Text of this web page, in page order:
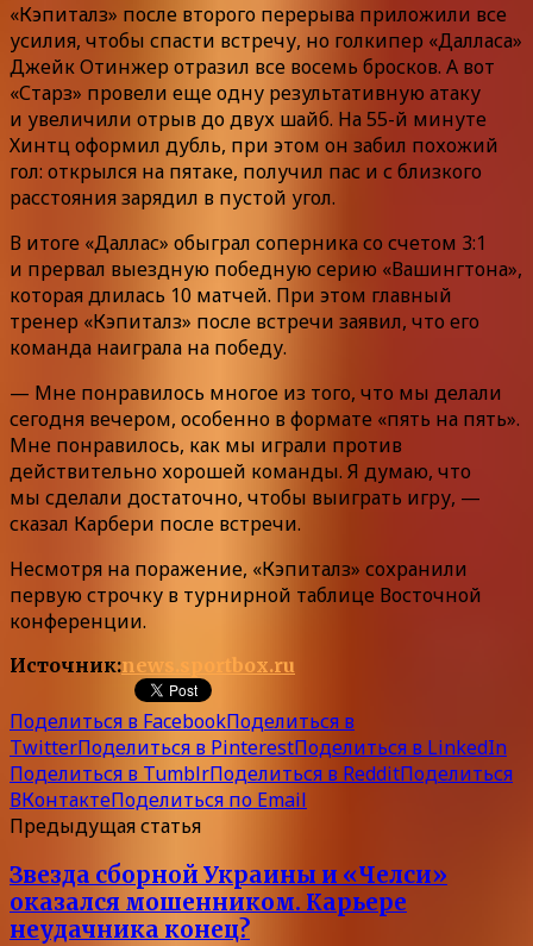
«Кэпиталз» после второго перерыва приложили все
усилия, чтобы спасти встречу, но голкипер «Далласа»
Джейк Отинжер отразил все восемь бросков. А вот
«Старз» провели еще одну результативную атаку
и увеличили отрыв до двух шайб. На 55-й минуте
Хинтц оформил дубль, при этом он забил похожий
гол: открылся на пятаке, получил пас и с близкого
расстояния зарядил в пустой угол.
В итоге «Даллас» обыграл соперника со счетом 3:1
и прервал выездную победную серию «Вашингтона»,
которая длилась 10 матчей. При этом главный
тренер «Кэпиталз» после встречи заявил, что его
команда наиграла на победу.
— Мне понравилось многое из того, что мы делали
сегодня вечером, особенно в формате «пять на пять».
Мне понравилось, как мы играли против
действительно хорошей команды. Я думаю, что
мы сделали достаточно, чтобы выиграть игру, —
сказал Карбери после встречи.
Несмотря на поражение, «Кэпиталз» сохранили
первую строчку в турнирной таблице Восточной
конференции.
Источник:news.sportbox.ru
Поделиться в FacebookПоделиться в
TwitterПоделиться в PinterestПоделиться в LinkedIn
Поделиться в TumblrПоделиться в RedditПоделиться
ВКонтактеПоделиться по Email
Предыдущая статья
Звезда сборной Украины и «Челси»
оказался мошенником. Карьере
неудачника конец?